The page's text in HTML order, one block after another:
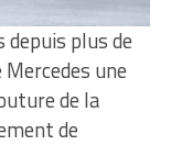
depuis plus de
une
de la
de